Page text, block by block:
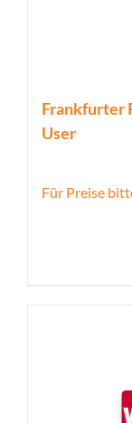
Frankfurter
User
Für Preise